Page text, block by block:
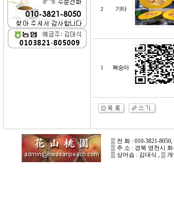
2 기타
1 복숭아
▒ 전 화 : 010-3821-
▒ 주 소 : 경북 영천시
▒ 상머슴 : 김대식 , ▒ 개